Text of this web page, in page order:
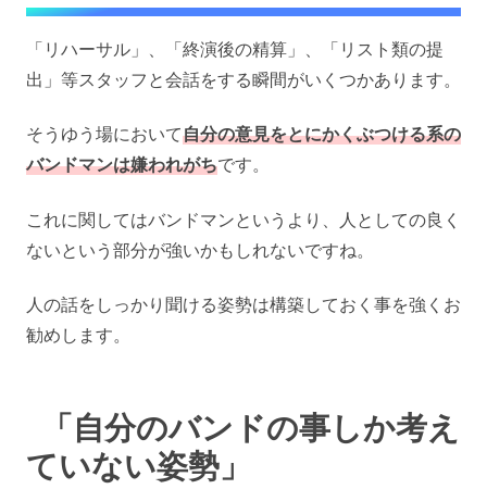
「リハーサル」、「終演後の精算」、「リスト類の提
出」等スタッフと会話をする瞬間がいくつかあります。
そうゆう場において自分の意見をとにかくぶつける系の
バンドマンは嫌われがちです。
これに関してはバンドマンというより、人としての良く
ないという部分が強いかもしれないですね。
人の話をしっかり聞ける姿勢は構築しておく事を強くお
勧めします。
「自分のバンドの事しか考え
ていない姿勢」